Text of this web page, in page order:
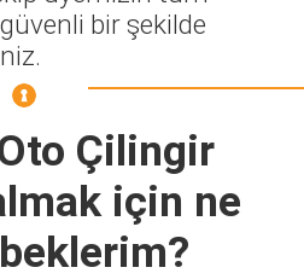
bir şekilde
Çilingir
için ne